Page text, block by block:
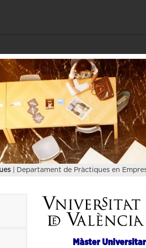
| Departament de Pràctiques en
Màster